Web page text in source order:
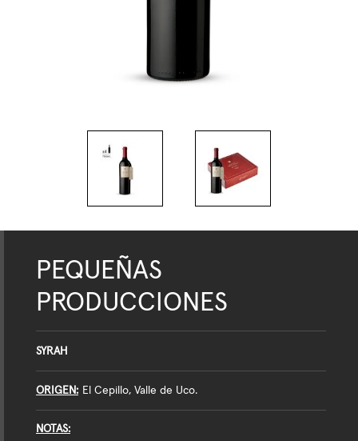
PEQUEÑAS
PRODUCCIONES
SYRAH
ORIGEN El Cepillo, Valle de Uco.
NOTAS